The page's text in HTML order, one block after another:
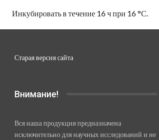
Инкубировать в течение 16 ч при 16 °С.
Старая версия сайта
Внимание!
Вся наша продукция предназначена
исключительно для научных исследований и не